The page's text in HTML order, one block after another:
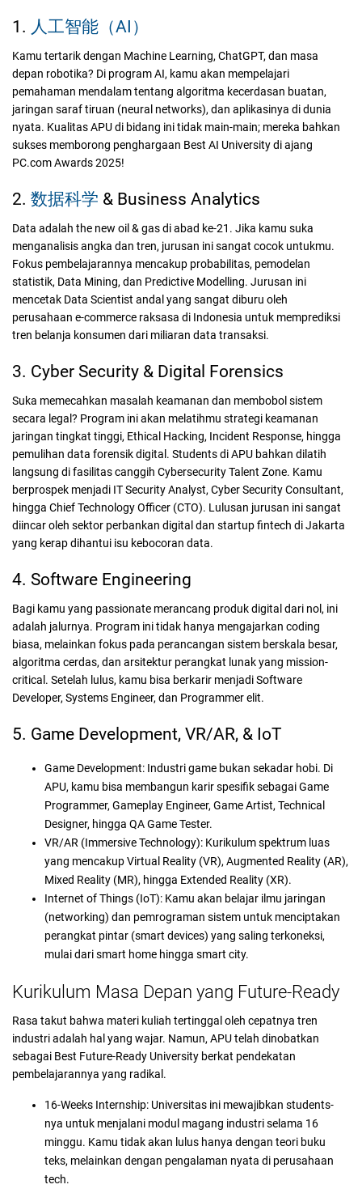
1. 人工智能（AI）
Kamu tertarik dengan Machine Learning, ChatGPT, dan masa
depan robotika? Di program AI, kamu akan mempelajari
pemahaman mendalam tentang algoritma kecerdasan buatan,
jaringan saraf tiruan (neural networks), dan aplikasinya di dunia
nyata. Kualitas APU di bidang ini tidak main-main; mereka bahkan
sukses memborong penghargaan Best AI University di ajang
PC.com Awards 2025!
2. 数据科学 & Business Analytics
Data adalah the new oil & gas di abad ke-21. Jika kamu suka
menganalisis angka dan tren, jurusan ini sangat cocok untukmu.
Fokus pembelajarannya mencakup probabilitas, pemodelan
statistik, Data Mining, dan Predictive Modelling. Jurusan ini
mencetak Data Scientist andal yang sangat diburu oleh
perusahaan e-commerce raksasa di Indonesia untuk memprediksi
tren belanja konsumen dari miliaran data transaksi.
3. Cyber Security & Digital Forensics
Suka memecahkan masalah keamanan dan membobol sistem
secara legal? Program ini akan melatihmu strategi keamanan
jaringan tingkat tinggi, Ethical Hacking, Incident Response, hingga
pemulihan data forensik digital. Students di APU bahkan dilatih
langsung di fasilitas canggih Cybersecurity Talent Zone. Kamu
berprospek menjadi IT Security Analyst, Cyber Security Consultant,
hingga Chief Technology Officer (CTO). Lulusan jurusan ini sangat
diincar oleh sektor perbankan digital dan startup fintech di Jakarta
yang kerap dihantui isu kebocoran data.
4. Software Engineering
Bagi kamu yang passionate merancang produk digital dari nol, ini
adalah jalurnya. Program ini tidak hanya mengajarkan coding
biasa, melainkan fokus pada perancangan sistem berskala besar,
algoritma cerdas, dan arsitektur perangkat lunak yang mission-
critical. Setelah lulus, kamu bisa berkarir menjadi Software
Developer, Systems Engineer, dan Programmer elit.
5. Game Development, VR/AR, & IoT
Game Development: Industri game bukan sekadar hobi. Di
APU, kamu bisa membangun karir spesifik sebagai Game
Programmer, Gameplay Engineer, Game Artist, Technical
Designer, hingga QA Game Tester.
VR/AR (Immersive Technology): Kurikulum spektrum luas
yang mencakup Virtual Reality (VR), Augmented Reality (AR),
Mixed Reality (MR), hingga Extended Reality (XR).
Internet of Things (IoT): Kamu akan belajar ilmu jaringan
(networking) dan pemrograman sistem untuk menciptakan
perangkat pintar (smart devices) yang saling terkoneksi,
mulai dari smart home hingga smart city.
Kurikulum Masa Depan yang Future-Ready
Rasa takut bahwa materi kuliah tertinggal oleh cepatnya tren
industri adalah hal yang wajar. Namun, APU telah dinobatkan
sebagai Best Future-Ready University berkat pendekatan
pembelajarannya yang radikal.
16-Weeks Internship: Universitas ini mewajibkan students-
nya untuk menjalani modul magang industri selama 16
minggu. Kamu tidak akan lulus hanya dengan teori buku
teks, melainkan dengan pengalaman nyata di perusahaan
tech.